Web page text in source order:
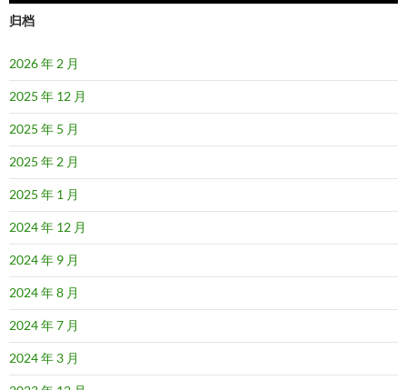
归档
2026 年 2 月
2025 年 12 月
2025 年 5 月
2025 年 2 月
2025 年 1 月
2024 年 12 月
2024 年 9 月
2024 年 8 月
2024 年 7 月
2024 年 3 月